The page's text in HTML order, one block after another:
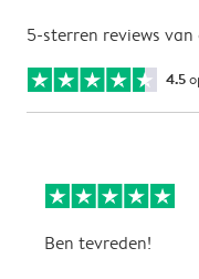
5-sterren reviews
4.5
Ben tevreden!